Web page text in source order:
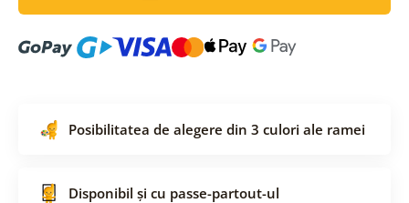
Posibilitatea de alegere din 3 culori ale ramei
Disponibil și cu passe-partout-ul